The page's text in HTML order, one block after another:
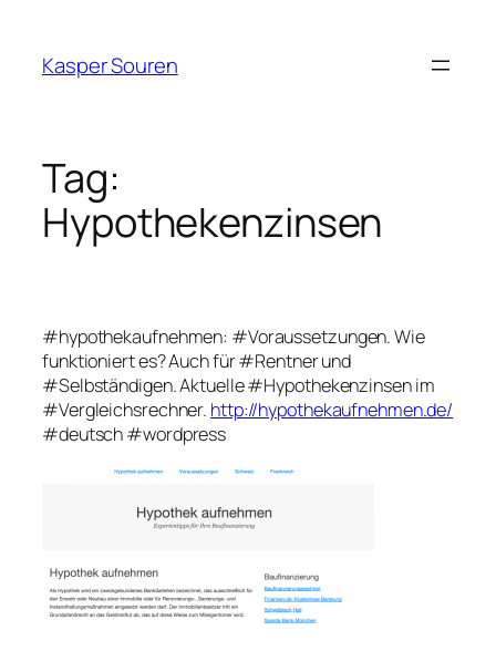
content
Kasper Souren
Tag:
Hypothekenzinsen
#hypothekaufnehmen: #Voraussetzungen. Wie
funktioniert es? Auch für #Rentner und
#Selbständigen. Aktuelle #Hypothekenzinsen im
#Vergleichsrechner. http://hypothekaufnehmen.de/
#deutsch #wordpress